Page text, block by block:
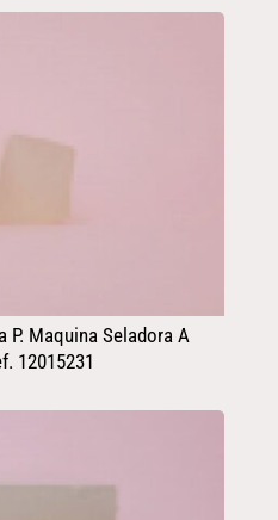
P. Maquina Seladora A
12015231